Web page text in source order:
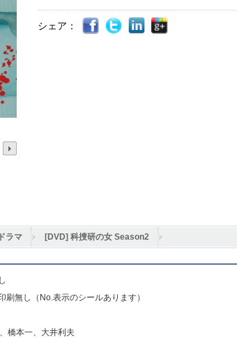
シェア：
ラマ [DVD] 科捜研の女 Season2
刷無し（No.表示のシールあります）
橋本一、大井利夫